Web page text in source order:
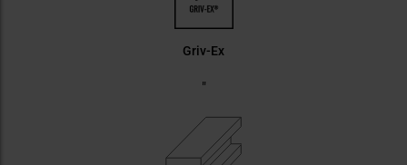
Griv-Ex
"